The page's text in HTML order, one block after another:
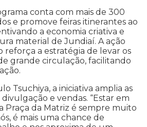
conta com mais de 300
e promove feiras itinerantes ao
a economia criativa e
material de Jundiaí. A ação
a estratégia de levar os
grande circulação, facilitando
Tsuchiya, a iniciativa amplia as
e vendas. “Estar em
Praça da Matriz é sempre muito
é mais uma chance de